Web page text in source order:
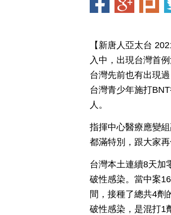
【新唐人亞太台
入中，出現台灣首
台灣先前也有出現
台灣青少年施打
人。
指揮中心醫療應變
都滿特別，跟大家再
台灣本土連續8天加
破性感染。當中案
間，接種了總共4劑
破性感染，是混打1